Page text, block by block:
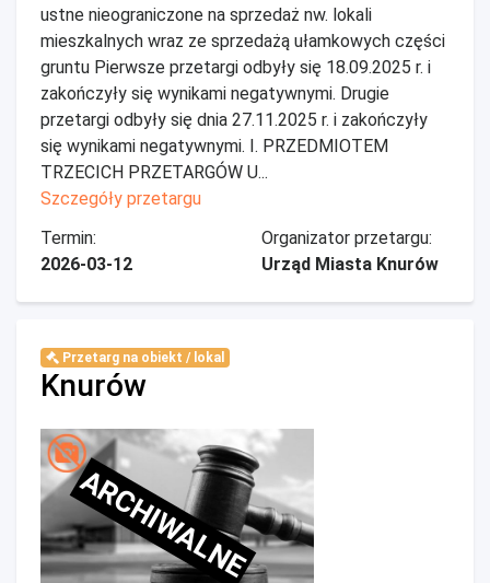
ustne nieograniczone na sprzedaż nw. lokali
mieszkalnych wraz ze sprzedażą ułamkowych części
gruntu Pierwsze przetargi odbyły się 18.09.2025 r. i
zakończyły się wynikami negatywnymi. Drugie
przetargi odbyły się dnia 27.11.2025 r. i zakończyły
się wynikami negatywnymi. I. PRZEDMIOTEM
TRZECICH PRZETARGÓW U...
Szczegóły przetargu
Termin:
2026-03-12
Organizator przetargu:
Urząd Miasta Knurów
Przetarg na obiekt / lokal
Knurów
ARCHIWALNE